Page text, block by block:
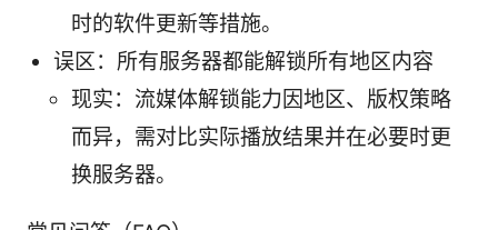
时的软件更新等措施。
误区：所有服务器都能解锁所有地区内容
现实：流媒体解锁能力因地区、版权策略
而异，需对比实际播放结果并在必要时更
换服务器。